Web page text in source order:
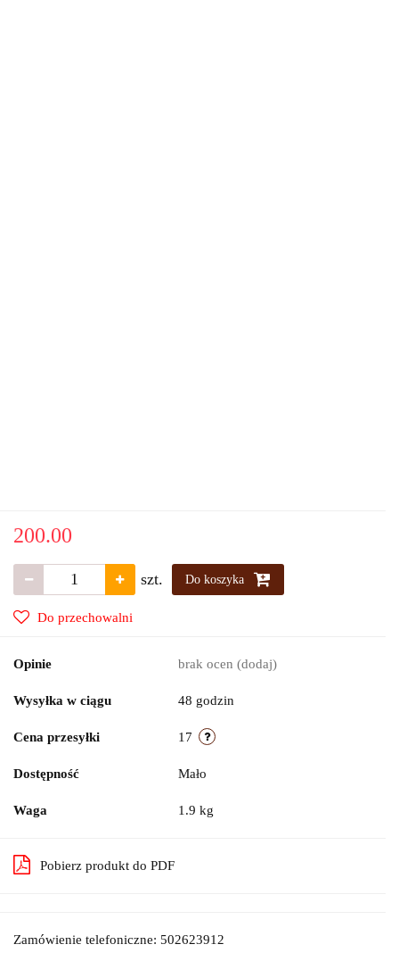
200.00
szt. Do koszyka
Do przechowalni
Opinie brak ocen (dodaj)
Wysyłka w ciągu 48 godzin
Cena przesyłki 17
Dostępność Mało
Waga 1.9 kg
Pobierz produkt do PDF
Zamówienie telefoniczne: 502623912